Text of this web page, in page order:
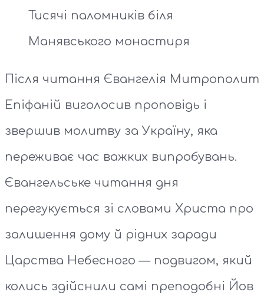
Тисячі паломників біля
Манявського монастиря
Після читання Євангелія Митрополит
Епіфаній виголосив проповідь і
звершив молитву за Україну, яка
переживає час важких випробувань.
Євангельське читання дня
перегукується зі словами Христа про
залишення дому й рідних заради
Царства Небесного — подвигом, який
колись здійснили самі преподобні Йов